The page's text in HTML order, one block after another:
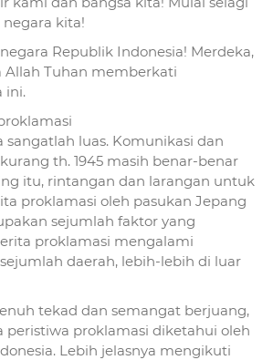
kita!
Republik Indonesia! Merdeka,
Allah Tuhan memberkati
ini.
sangatlah luas. Komunikasi dan
th. 1945 masih benar-benar
itu, rintangan dan larangan untuk
proklamasi oleh pasukan Jepang
sejumlah faktor yang
proklamasi mengalami
daerah, lebih-lebih di luar
tekad dan semangat berjuang,
peristiwa proklamasi diketahui oleh
Lebih jelasnya mengikuti